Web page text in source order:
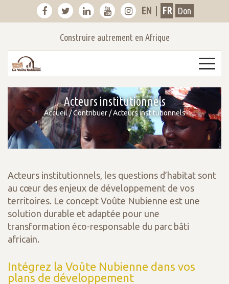
EN FR Don
Construire autrement en Afrique
Acteurs institutionnels
Accueil/Contribuer/Acteurs institutionnels
Acteurs institutionnels, les questions d’habitat sont
au cœur des enjeux de développement de vos
territoires. Le concept Voûte Nubienne est une
solution durable et adaptée pour une
transformation éco-responsable du parc bâti
africain.
Intégrez la Voûte Nubienne dans vos
plans de développement